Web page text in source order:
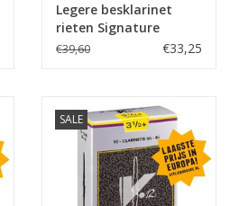
Legere besklarinet
rieten Signature
€39,60 €33,25
SALE